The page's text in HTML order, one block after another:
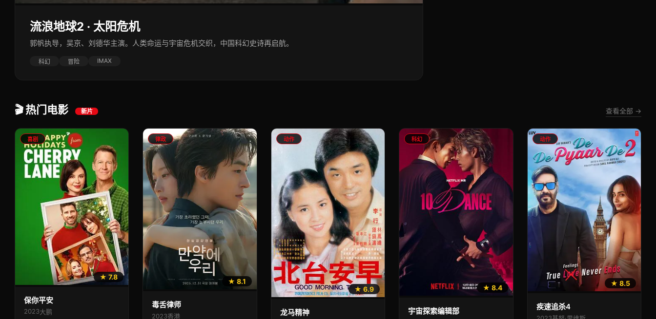
流浪地球2 · 太阳危机
郭帆执导，吴京、刘德华主演。人类命运与宇宙危机交织，中国科幻史诗再启航。
科幻 冒险 IMAX
🎬 热门电影 新片 查看全部 →
喜剧
★ 7.8
保你平安
2023大鹏
律政
★ 8.1
毒舌律师
2023香港
动作
★ 6.9
龙马精神
科幻
★ 8.4
宇宙探索编辑部
动作
★ 8.5
疾速追杀4